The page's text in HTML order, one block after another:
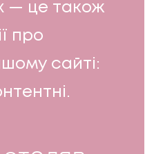
— це також
про
сайті: